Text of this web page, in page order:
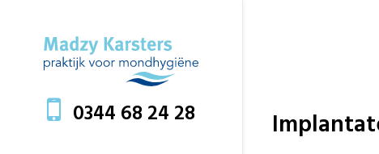
0344 68 24 28